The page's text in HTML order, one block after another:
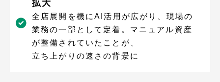
拡大
全店展開を機にAI活用が広がり、現場の
業務の一部として定着。マニュアル資産
が整備されていたことが、
立ち上がりの速さの背景に